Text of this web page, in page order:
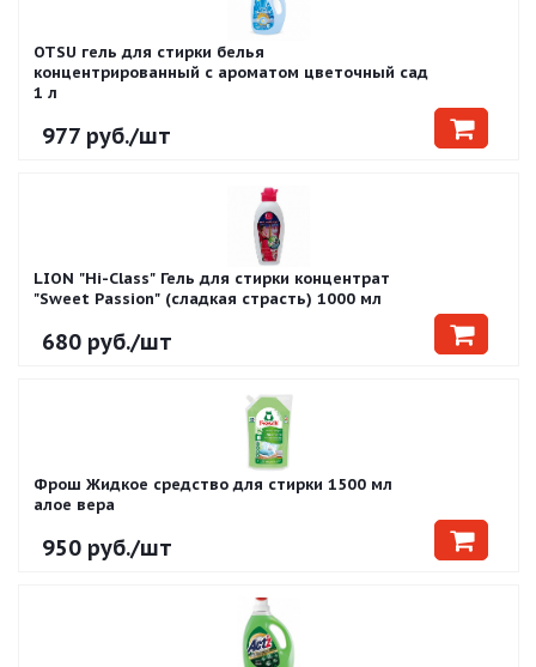
OTSU гель для стирки белья
концентрированный с ароматом цветочный сад
1 л
977 руб./шт
LION "Hi-Class" Гель для стирки концентрат
"Sweet Passion" (сладкая страсть) 1000 мл
680 руб./шт
Фрош Жидкое средство для стирки 1500 мл
алое вера
950 руб./шт